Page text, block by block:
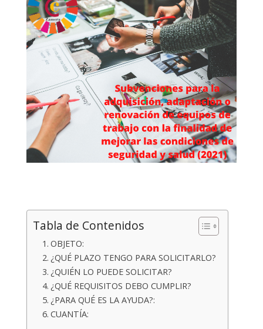
Tabla de Contenidos
OBJETO:
¿QUÉ PLAZO TENGO PARA SOLICITARLO?
¿QUIÉN LO PUEDE SOLICITAR?
¿QUÉ REQUISITOS DEBO CUMPLIR?
¿PARA QUÉ ES LA AYUDA?:
CUANTÍA: